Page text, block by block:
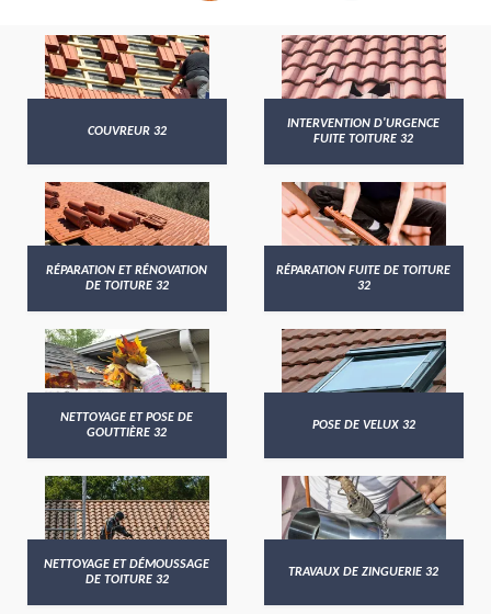
COUVREUR 32
INTERVENTION D'URGENCE
FUITE TOITURE 32
RÉPARATION ET RÉNOVATION
DE TOITURE 32
RÉPARATION FUITE DE TOITURE
32
NETTOYAGE ET POSE DE
GOUTTIÈRE 32
POSE DE VELUX 32
NETTOYAGE ET DÉMOUSSAGE
DE TOITURE 32
TRAVAUX DE ZINGUERIE 32